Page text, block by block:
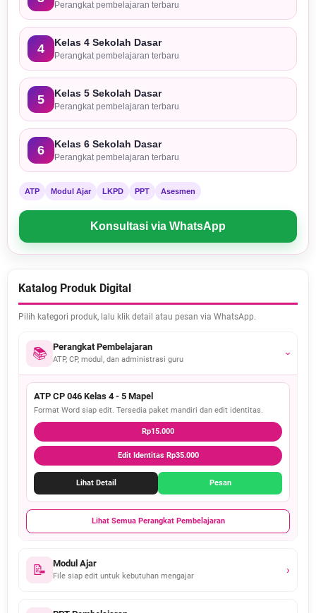
Perangkat pembelajaran terbaru
4 Kelas 4 Sekolah Dasar
Perangkat pembelajaran terbaru
5 Kelas 5 Sekolah Dasar
Perangkat pembelajaran terbaru
6 Kelas 6 Sekolah Dasar
Perangkat pembelajaran terbaru
ATP Modul Ajar LKPD PPT Asesmen
Konsultasi via WhatsApp
Katalog Produk Digital
Pilih kategori produk, lalu klik detail atau pesan via WhatsApp.
📚 Perangkat Pembelajaran
ATP, CP, modul, dan administrasi guru
›
ATP CP 046 Kelas 4 - 5 Mapel
Format Word siap edit. Tersedia paket mandiri dan edit identitas.
Rp15.000
Edit Identitas Rp35.000
Lihat Detail Pesan
Lihat Semua Perangkat Pembelajaran
📝 Modul Ajar
File siap edit untuk kebutuhan mengajar ›